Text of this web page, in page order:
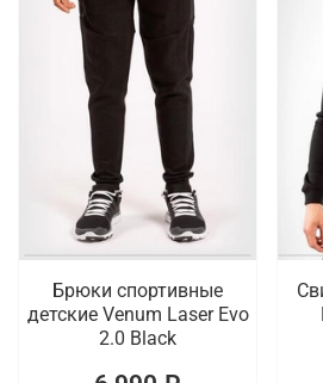
Брюки спортивные
детские Venum Laser Evo
2.0 Black